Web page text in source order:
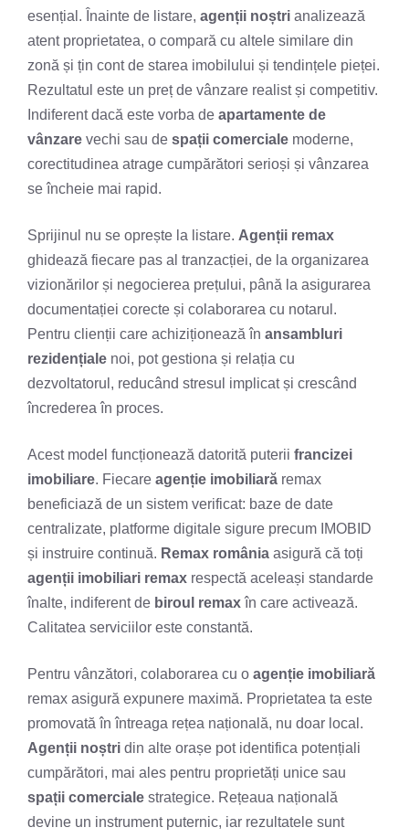
esențial. Înainte de listare, agenții noștri analizează
atent proprietatea, o compară cu altele similare din
zonă și țin cont de starea imobilului și tendințele pieței.
Rezultatul este un preț de vânzare realist și competitiv.
Indiferent dacă este vorba de apartamente de
vânzare vechi sau de spații comerciale moderne,
corectitudinea atrage cumpărători serioși și vânzarea
se încheie mai rapid.
Sprijinul nu se oprește la listare. Agenții remax
ghidează fiecare pas al tranzacției, de la organizarea
vizionărilor și negocierea prețului, până la asigurarea
documentației corecte și colaborarea cu notarul.
Pentru clienții care achiziționează în ansambluri
rezidențiale noi, pot gestiona și relația cu
dezvoltatorul, reducând stresul implicat și crescând
încrederea în proces.
Acest model funcționează datorită puterii francizei
imobiliare. Fiecare agenție imobiliară remax
beneficiază de un sistem verificat: baze de date
centralizate, platforme digitale sigure precum IMOBID
și instruire continuă. Remax românia asigură că toți
agenții imobiliari remax respectă aceleași standarde
înalte, indiferent de biroul remaxîn care activează.
Calitatea serviciilor este constantă.
Pentru vânzători, colaborarea cu o agenție imobiliară
remax asigură expunere maximă. Proprietatea ta este
promovată în întreaga rețea națională, nu doar local.
Agenții noștri din alte orașe pot identifica potențiali
cumpărători, mai ales pentru proprietăți unice sau
spații comerciale strategice. Rețeaua națională
devine un instrument puternic, iar rezultatele sunt